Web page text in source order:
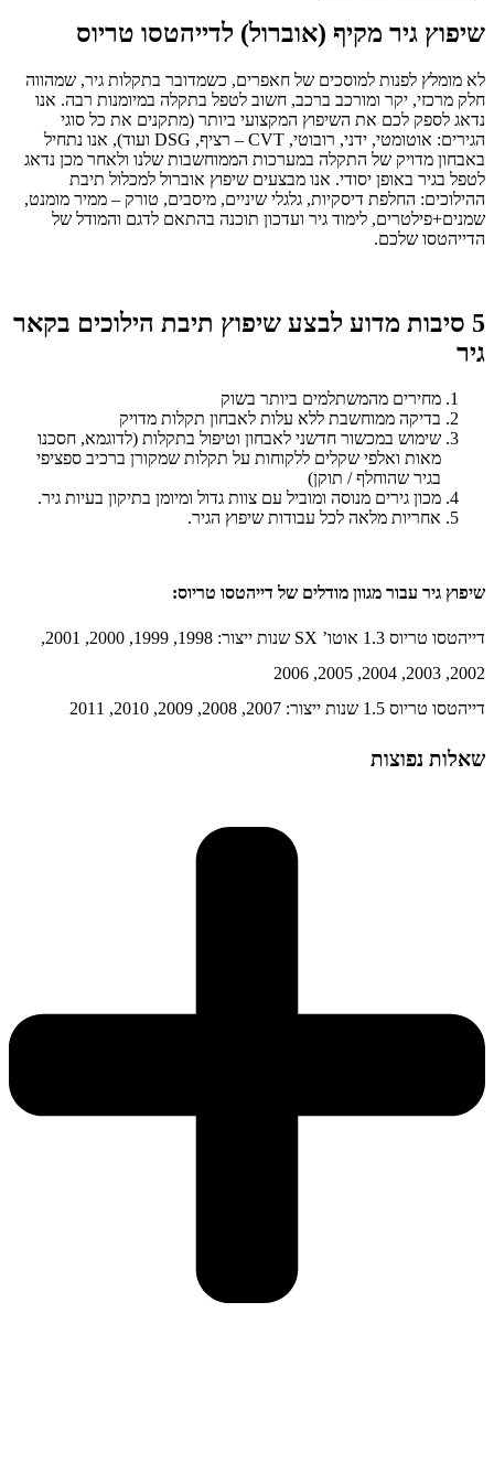
שיפוץ גיר מקיף (אוברול) לדייהטסו טריוס
לא מומלץ לפנות למוסכים של חאפרים, כשמדובר בתקלות גיר, שמהווה
חלק מרכזי, יקר ומורכב ברכב, חשוב לטפל בתקלה במיומנות רבה. אנו
נדאג לספק לכם את השיפוץ המקצועי ביותר (מתקנים את כל סוגי
הגירים: אוטומטי, ידני, רובוטי, CVT – רציף, DSG ועוד), אנו נתחיל
באבחון מדויק של התקלה במערכות הממוחשבות שלנו ולאחר מכן נדאג
לטפל בגיר באופן יסודי. אנו מבצעים שיפוץ אוברול למכלול תיבת
ההילוכים: החלפת דיסקיות, גלגלי שיניים, מיסבים, טורק – ממיר מומנט,
שמנים+פילטרים, לימוד גיר ועדכון תוכנה בהתאם לדגם והמודל של
הדייהטסו שלכם.
5 סיבות מדוע לבצע שיפוץ תיבת הילוכים בקאר
גיר
מחירים מהמשתלמים ביותר בשוק
בדיקה ממוחשבת ללא עלות לאבחון תקלות מדויק
שימוש במכשור חדשני לאבחון וטיפול בתקלות (לדוגמא, חסכנו
מאות ואלפי שקלים ללקוחות על תקלות שמקורן ברכיב ספציפי
בגיר שהוחלף / תוקן)
מכון גירים מנוסה ומוביל עם צוות גדול ומיומן בתיקון בעיות גיר.
אחריות מלאה לכל עבודות שיפוץ הגיר.
שיפוץ גיר עבור מגוון מודלים של דייהטסו טריוס:
דייהטסו טריוס 1.3 אוטו’ SX שנות ייצור: 1998, 1999, 2000, 2001,
2002, 2003, 2004, 2005, 2006
דייהטסו טריוס 1.5 שנות ייצור: 2007, 2008, 2009, 2010, 2011
שאלות נפוצות